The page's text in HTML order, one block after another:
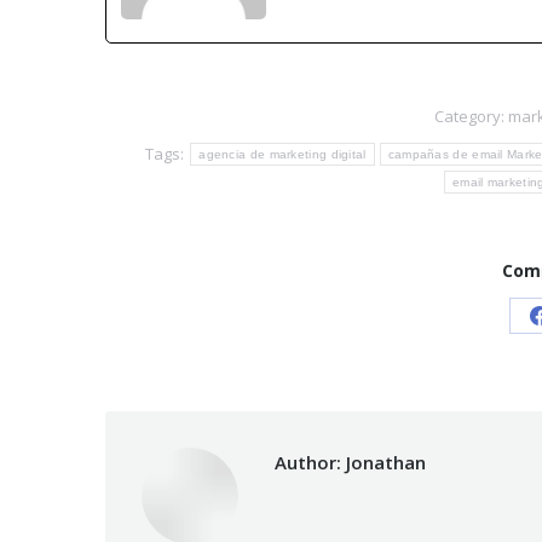
Category:
Tags:
agencia de marketing digital campañas de email
email marketing
Author: Jonathan